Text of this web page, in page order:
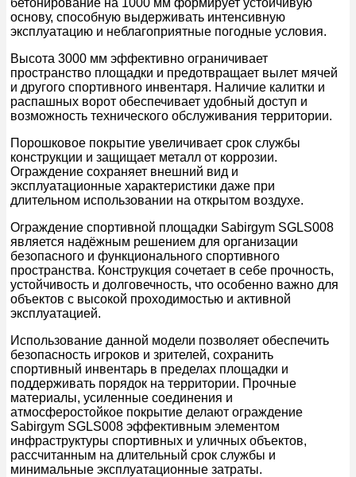
основу, способную выдерживать интенсивную
эксплуатацию и неблагоприятные погодные условия.
Высота 3000 мм эффективно ограничивает
пространство площадки и предотвращает вылет мячей
и другого спортивного инвентаря. Наличие калитки и
распашных ворот обеспечивает удобный доступ и
возможность технического обслуживания территории.
Порошковое покрытие увеличивает срок службы
конструкции и защищает металл от коррозии.
Ограждение сохраняет внешний вид и
эксплуатационные характеристики даже при
длительном использовании на открытом воздухе.
Ограждение спортивной площадки Sabirgym SGLS008
является надёжным решением для организации
безопасного и функционального спортивного
пространства. Конструкция сочетает в себе прочность,
устойчивость и долговечность, что особенно важно для
объектов с высокой проходимостью и активной
эксплуатацией.
Использование данной модели позволяет обеспечить
безопасность игроков и зрителей, сохранить
спортивный инвентарь в пределах площадки и
поддерживать порядок на территории. Прочные
материалы, усиленные соединения и
атмосферостойкое покрытие делают ограждение
Sabirgym SGLS008 эффективным элементом
инфраструктуры спортивных и уличных объектов,
рассчитанным на длительный срок службы и
минимальные эксплуатационные затраты.